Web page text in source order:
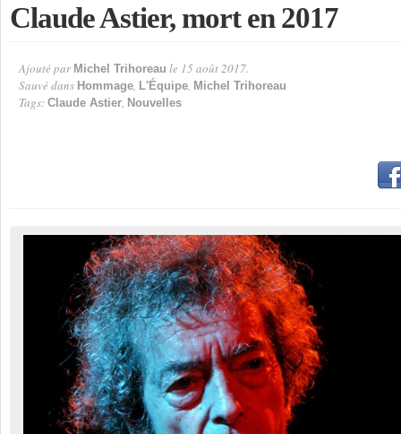
Claude Astier, mort en 2017
Ajouté par Michel Trihoreau le 15 août 2017.
Sauvé dans Hommage, L'Équipe, Michel Trihoreau
Tags: Claude Astier, Nouvelles